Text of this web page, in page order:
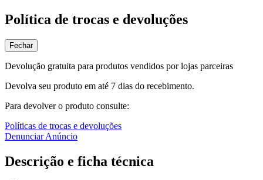
Política de trocas e devoluções
Fechar
Devolução gratuita para produtos vendidos por lojas parceiras
Devolva seu produto em até 7 dias do recebimento.
Para devolver o produto consulte:
Políticas de trocas e devoluções
Denunciar Anúncio
Descrição e ficha técnica